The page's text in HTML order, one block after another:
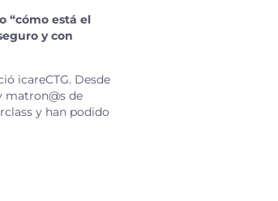
“cómo está el
y con
icareCTG. Desde
matron@s de
y han podido